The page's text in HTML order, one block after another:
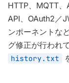
HTTP、MQTT
API、OAuth2／
ンポーネントな
グ修正が行われ
history.txt